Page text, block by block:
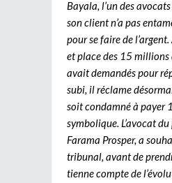
Bayala, l’un des
son client n’a pas
pour se faire de
et place des 15 millions
avait demandés pour
subi, il réclame
soit condamné à payer
symbolique. L’avocat
Farama Prosper, a
tribunal, avant de
tienne compte de